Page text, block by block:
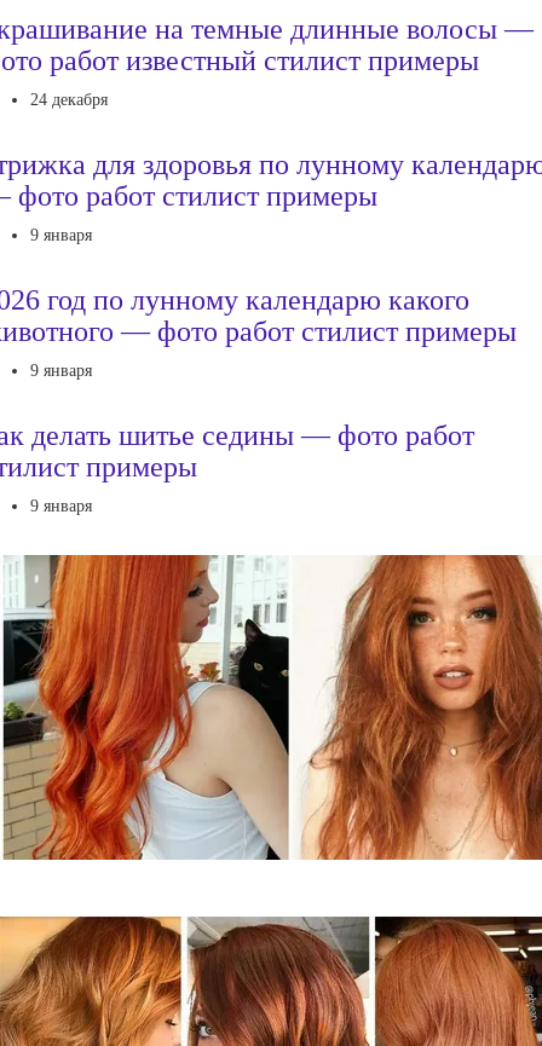
на темные длинные волосы —
работ известный стилист примеры
24 декабря
для здоровья по лунному
работ стилист примеры
9 января
год по лунному календарю какого
— фото работ стилист примеры
9 января
делать шитье седины — фото работ
примеры
9 января